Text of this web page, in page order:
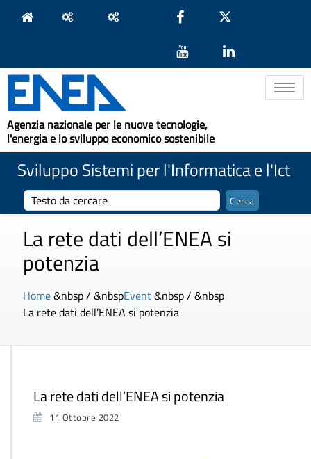
Toggle
Agenzia nazionale per le nuove tecnologie,
l'energia e lo sviluppo economico sostenibile
Sviluppo Sistemi per l'Informatica e l'Ict
La rete dati dell’ENEA si
potenzia
Home&nbsp / &nbspEvent&nbsp / &nbsp
La rete dati dell’ENEA si potenzia
La rete dati dell’ENEA si potenzia
11 Ottobre 2022